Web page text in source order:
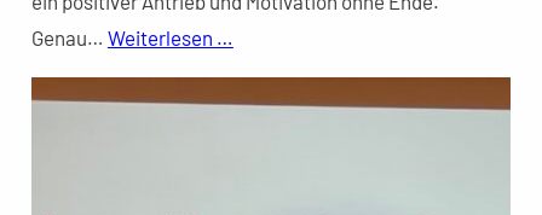
Genau… Weiterlesen …